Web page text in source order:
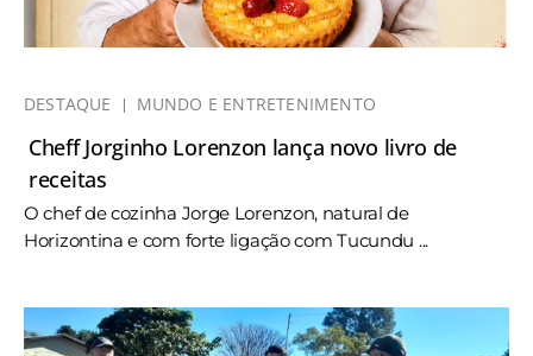
DESTAQUE MUNDO E ENTRETENIMENTO
Cheff Jorginho Lorenzon lança novo livro de
receitas
O chef de cozinha Jorge Lorenzon, natural de
Horizontina e com forte ligação com Tucundu ...